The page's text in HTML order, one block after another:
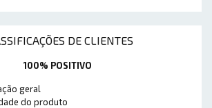
DE CLIENTES
100% POSITIVO
geral
do produto